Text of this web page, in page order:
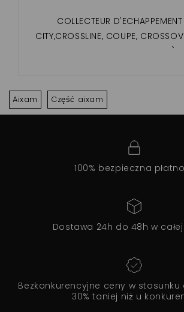
COLLECTEUR
CITY,CROSSLINE, COUPE,
IMPUSLION,VISION )
Aixam Część aixam
100% bezpieczna
Dostawa 24h do 48h w
Bezkonkurencyjne ceny w
30% taniej niż u